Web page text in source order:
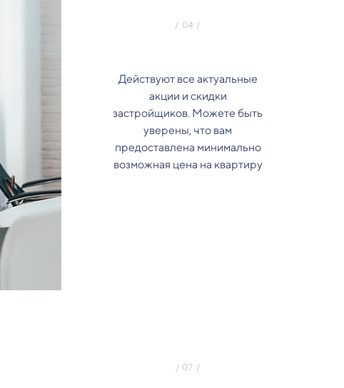
Действуют все актуальные
акции и скидки
застройщиков. Можете быть
уверены, что вам
предоставлена минимально
возможная цена на квартиру